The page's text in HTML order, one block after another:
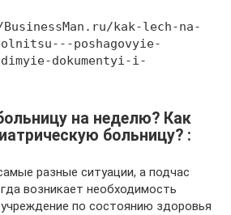
kak-lech-na-
poshagovyie-
dokumentyi-i-
на неделю? Как
больницу? :
разные ситуации, а подчас
возникает необходимость
по состоянию здоровья